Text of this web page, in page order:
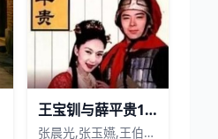
王宝钏与薛平贵1999
张晨光,张玉嬿,王伯昭,于佳卉,李滔,李静美